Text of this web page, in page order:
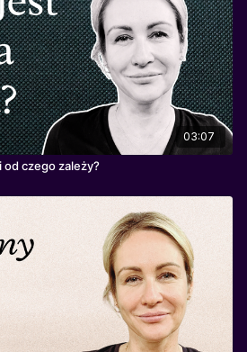
03:07
od czego zależy?